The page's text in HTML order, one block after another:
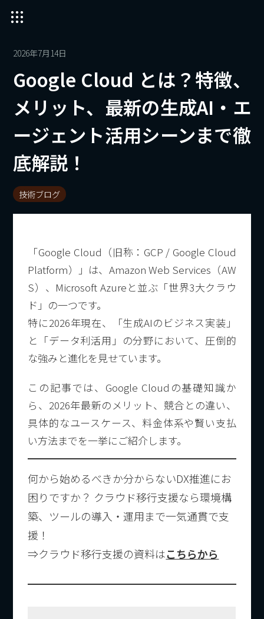
2026年7月14日
Google Cloud とは？特徴、
メリット、最新の生成AI・エ
ージェント活用シーンまで徹
底解説！
技術ブログ
「Google Cloud（旧称：GCP / Google Cloud
Platform）」は、Amazon Web Services（AW
S）、Microsoft Azureと並ぶ「世界3大クラウ
ド」の一つです。
特に2026年現在、「生成AIのビジネス実装」
と「データ利活用」の分野において、圧倒的
な強みと進化を見せています。
この記事では、Google Cloudの基礎知識か
ら、2026年最新のメリット、競合との違い、
具体的なユースケース、料金体系や賢い支払
い方法までを一挙にご紹介します。
何から始めるべきか分からないDX推進にお
困りですか？ クラウド移行支援なら環境構
築、ツールの導入・運用まで一気通貫で支
援！
⇒クラウド移行支援の資料はこちらから